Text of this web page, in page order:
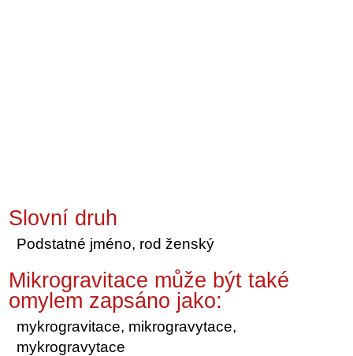
Slovní druh
Podstatné jméno, rod ženský
Mikrogravitace může být také
omylem zapsáno jako:
mykrogravitace, mikrogravytace,
mykrogravytace